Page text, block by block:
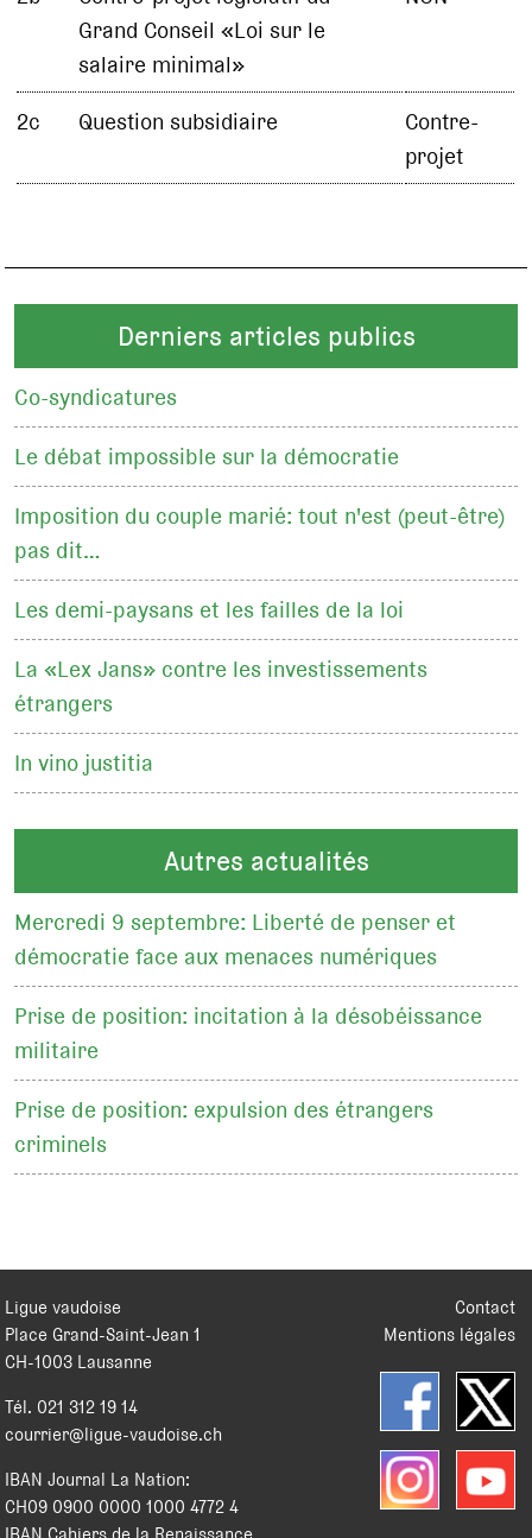
Grand Conseil «Loi sur le
salaire minimal»
2c Question subsidiaire
Contre-
projet
Derniers articles publics
Co-syndicatures
Le débat impossible sur la démocratie
Imposition du couple marié: tout n'est (peut-être)
pas dit…
Les demi-paysans et les failles de la loi
La «Lex Jans» contre les investissements
étrangers
In vino justitia
Autres actualités
Mercredi 9 septembre: Liberté de penser et
démocratie face aux menaces numériques
Prise de position: incitation à la désobéissance
militaire
Prise de position: expulsion des étrangers
criminels
Contact
Mentions légales
Ligue vaudoise
Place Grand-Saint-Jean 1
CH-1003 Lausanne
Tél. 021 312 19 14
courrier@ligue-vaudoise.ch
IBAN Journal La Nation:
CH09 0900 0000 1000 4772 4